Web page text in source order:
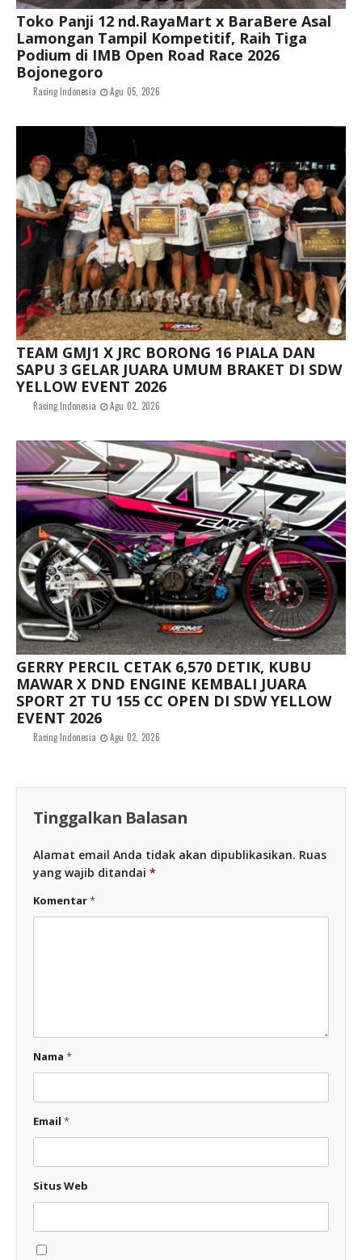
Toko Panji 12 nd.RayaMart x BaraBere Asal
Lamongan Tampil Kompetitif, Raih Tiga
Podium di IMB Open Road Race 2026
Bojonegoro
Racing Indonesia Agu 05, 2026
TEAM GMJ1 X JRC BORONG 16 PIALA DAN
SAPU 3 GELAR JUARA UMUM BRAKET DI SDW
YELLOW EVENT 2026
Racing Indonesia Agu 02, 2026
GERRY PERCIL CETAK 6,570 DETIK, KUBU
MAWAR X DND ENGINE KEMBALI JUARA
SPORT 2T TU 155 CC OPEN DI SDW YELLOW
EVENT 2026
Racing Indonesia Agu 02, 2026
Tinggalkan Balasan
Alamat email Anda tidak akan dipublikasikan. Ruas
yang wajib ditandai *
Komentar*
Nama *
Email *
Situs Web